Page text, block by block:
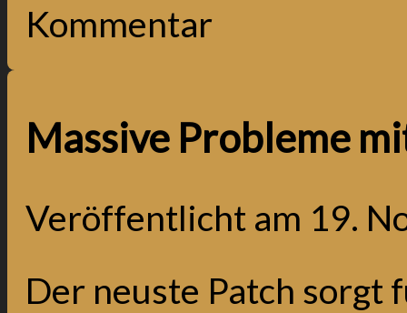
Kommentar
Massive Probleme
Veröffentlicht am 19.
Der neuste Patch sorgt